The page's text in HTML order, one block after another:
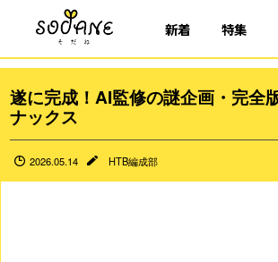
新着 特集
遂に完成！AI監修の謎企画・完全
ナックス
2026.05.14 HTB編成部